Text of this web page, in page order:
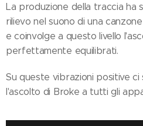
La produzione della traccia ha
rilievo nel suono di una
e coinvolge a questo livello
perfettamente equilibrati.
Su queste vibrazioni positive ci
l'ascolto di Broke a tutti gli